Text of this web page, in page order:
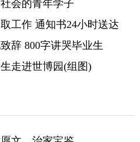
会的青年学子
工作 通知书24小时送达
辞 800字讲哭毕业生
走进世博园(组图)